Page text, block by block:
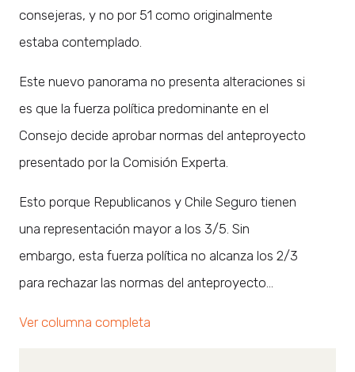
consejeras, y no por 51 como originalmente
estaba contemplado.
Este nuevo panorama no presenta alteraciones si
es que la fuerza política predominante en el
Consejo decide aprobar normas del anteproyecto
presentado por la Comisión Experta.
Esto porque Republicanos y Chile Seguro tienen
una representación mayor a los 3/5. Sin
embargo, esta fuerza política no alcanza los 2/3
para rechazar las normas del anteproyecto…
Ver columna completa